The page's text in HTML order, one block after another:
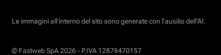
Le immagini all’interno del sito sono generate con l'ausilio dell'AI.
© Fastweb SpA 2026 - P.IVA 12878470157